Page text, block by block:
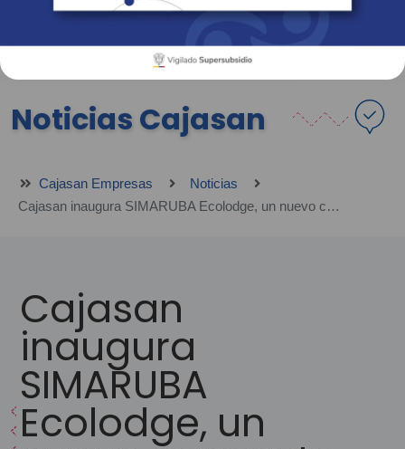
Revista Fácil Vivir
Sedes Directorio Servicios En Línea
Noticias Cajasan
Cajasan Empresas
Noticias
Cajasan inaugura SIMARUBA Ecolodge, un nuevo concepto de hospedaje sostenible en Santander
Cajasan
inaugura
SIMARUBA
Ecolodge, un